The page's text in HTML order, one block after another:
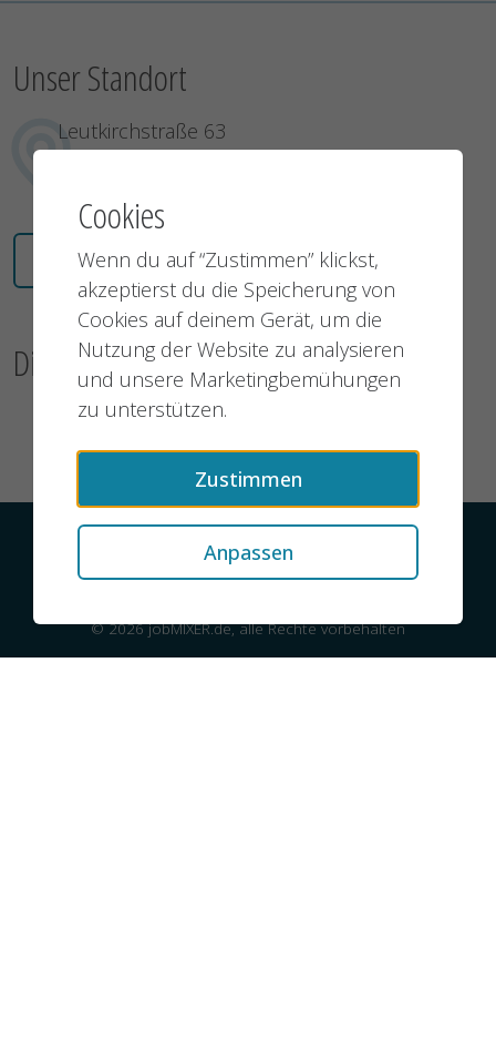
Unser Standort
Leutkirchstraße 63
Karte öffnen
Dieses Jobangebot teilen
© 2026 jobMIXER.de, alle Rechte vorbehalten
Cookies
Wenn du auf “Zustimmen” klickst,
akzeptierst du die Speicherung von
Cookies auf deinem Gerät, um die
Nutzung der Website zu analysieren
und unsere Marketingbemühungen
zu unterstützen.
Zustimmen
Anpassen